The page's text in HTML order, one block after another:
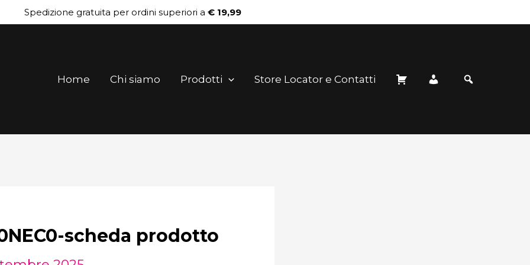
Spedizione gratuita per ordini superiori a € 19,99
Home Chi siamo Prodotti Store Locator e Contatti
scheda prodotto